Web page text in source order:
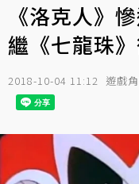
《洛克人》
繼《七龍珠
2018-10-04 11:12 遊戲